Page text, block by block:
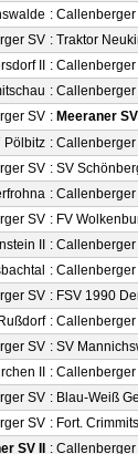
: Callenberger
SV : Traktor
II : Callenberger
: Callenberger
SV : Meeraner SV
Pölbitz : Callenberger
SV : SV
: Callenberger
SV : FV
II : Callenberger
: Callenberger
SV : FSV 1990
: Callenberger
SV : SV
II : Callenberger
SV : Blau-Weiß
SV : Fort.
SV II : Callenberger